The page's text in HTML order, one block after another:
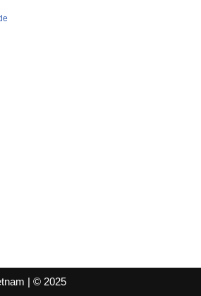
| © 2025